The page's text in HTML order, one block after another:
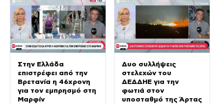
Στην Ελλάδα
επιστρέφει από την
Βρετανία η 46χρονη
για τον εμπρησμό στη
Μαρφίν
Δυο συλλήψεις
στελεχών του
ΔΕΔΔΗΕ για την
φωτιά στον
υποσταθμό της Άρτας